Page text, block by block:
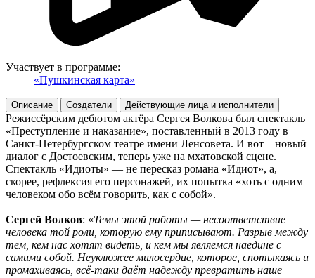
Участвует в программе:
«Пушкинская карта»
Описание Создатели Действующие лица и исполнители
Режиссёрским дебютом актёра Сергея Волкова был спектакль
«Преступление и наказание», поставленный в 2013 году в
Санкт-Петербургском театре имени Ленсовета. И вот – новый
диалог с Достоевским, теперь уже на мхатовской сцене.
Спектакль «Идиоты» — не пересказ романа «Идиот», а,
скорее, рефлексия его персонажей, их попытка «хоть с одним
человеком обо всём говорить, как с собой».
Сергей Волков: «Темы этой работы — несоответствие
человека той роли, которую ему приписывают. Разрыв между
тем, кем нас хотят видеть, и кем мы являемся наедине с
самими собой. Неуклюжее милосердие, которое, спотыкаясь и
промахиваясь, всё-таки даёт надежду превратить наше